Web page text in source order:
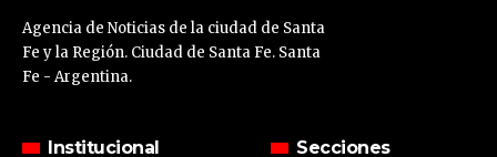
Agencia de Noticias de la ciudad de Santa
Fe y la Región. Ciudad de Santa Fe. Santa
Fe - Argentina.
Institucional Secciones